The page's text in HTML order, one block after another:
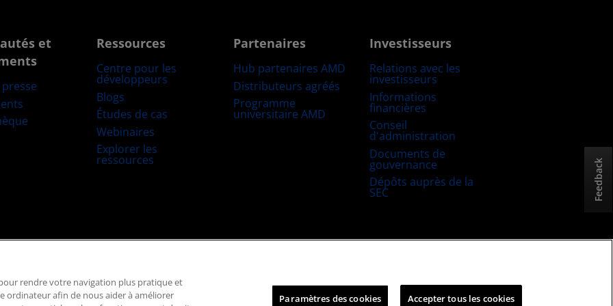
Feedback
et
presse
Ressources
Centre pour les
développeurs
Blogs
Études de cas
Webinaires
Explorer les
ressources
Partenaires
Hub partenaires AMD
Distributeurs agréés
Programme
universitaire AMD
Investisseurs
Relations avec les
investisseurs
Informations
financières
Conseil
d'administration
Documents de
gouvernance
Dépôts auprès de la
SEC
Politique relative aux cookies
Paramètres des cookies
rendre votre navigation plus pratique et
ordinateur afin de nous aider à améliorer
Paramètres des cookies Accepter tous les cookies